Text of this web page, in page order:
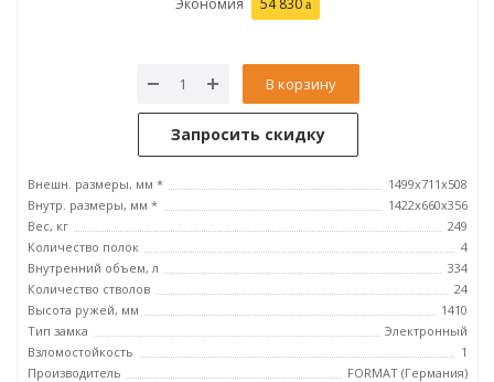
Экономия 54 830
В корзину
Запросить скидку
Внешн. размеры, мм *
1499x711x508
Внутр. размеры, мм *
1422x660x356
Вес, кг
249
Количество полок
4
Внутренний объем, л
334
Количество стволов
24
Высота ружей, мм
1410
Тип замка
Электронный
Взломостойкость
1
Производитель
FORMAT (Германия)